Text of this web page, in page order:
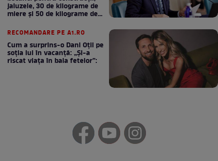
jaluzele, 30 de kilograme de
miere și 50 de kilograme de
RECOMANDARE PE A1.RO
Cum a surprins-o Dani Oțil pe
soția lui în vacanță: „Și-a
riscat viața în baia fetelor”: